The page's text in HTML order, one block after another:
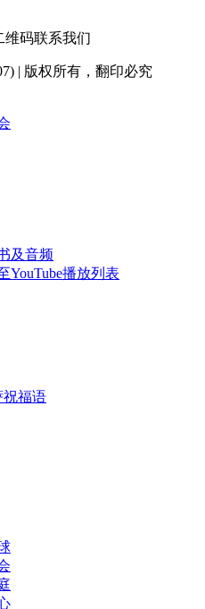
维码联系我们
| 版权所有，翻印必究
及音频
YouTube播放列表
祝福语